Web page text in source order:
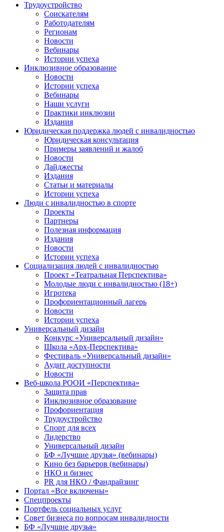
Трудоустройство
Соискателям
Работодателям
Регионам
Новости
Вебинары
Истории успеха
Инклюзивное образование
Новости
Истории успеха
Вебинары
Наши услуги
Практики инклюзии
Издания
Юридическая поддержка людей с инвалидностью
Юридическая консультация
Примеры заявлений и жалоб
Новости
Дайджесты
Издания
Статьи и материалы
Истории успеха
Люди с инвалидностью в спорте
Проекты
Партнеры
Полезная информация
Издания
Новости
Истории успеха
Социализация людей с инвалидностью
Проект «Театральная Перспектива»
Молодые люди с инвалидностью (18+)
Игротека
Профориентационный лагерь
Новости
Истории успеха
Универсальный дизайн
Конкурс «Универсальный дизайн»
Школа «Арх-Перспектива»
Фестиваль «Универсальный дизайн»
Аудит доступности
Новости
Веб-школа РООИ «Перспектива»
Защита прав
Инклюзивное образование
Профориентация
Трудоустройство
Спорт для всех
Лидерство
Универсальный дизайн
БФ «Лучшие друзья» (вебинары)
Кино без барьеров (вебинары)
НКО и бизнес
PR для НКО / Фандрайзинг
Портал «Все включены»
Спецпроекты
Портфель социальных услуг
Совет бизнеса по вопросам инвалидности
БФ «Лучшие друзья»